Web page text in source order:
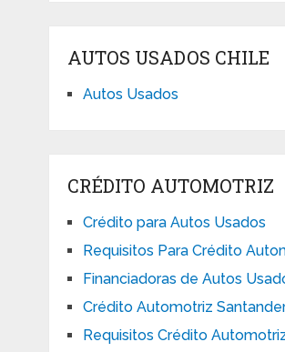
AUTOS USADOS CHILE
Autos Usados
CRÉDITO AUTOMOTRIZ
Crédito para Autos Usados
Requisitos Para Crédito
Financiadoras de Autos
Crédito Automotriz
Requisitos Crédito